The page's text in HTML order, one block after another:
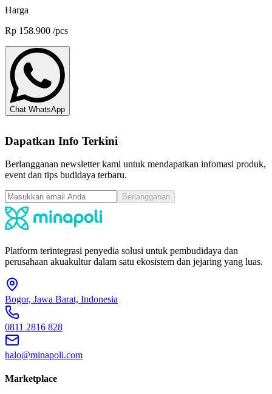
Harga
Rp 158.900 /pcs
Chat WhatsApp
Dapatkan Info Terkini
Berlangganan newsletter kami untuk mendapatkan infomasi produk,
event dan tips budidaya terbaru.
Berlangganan
Platform terintegrasi penyedia solusi untuk pembudidaya dan
perusahaan akuakultur dalam satu ekosistem dan jejaring yang luas.
Bogor, Jawa Barat, Indonesia
0811 2816 828
halo@minapoli.com
Marketplace